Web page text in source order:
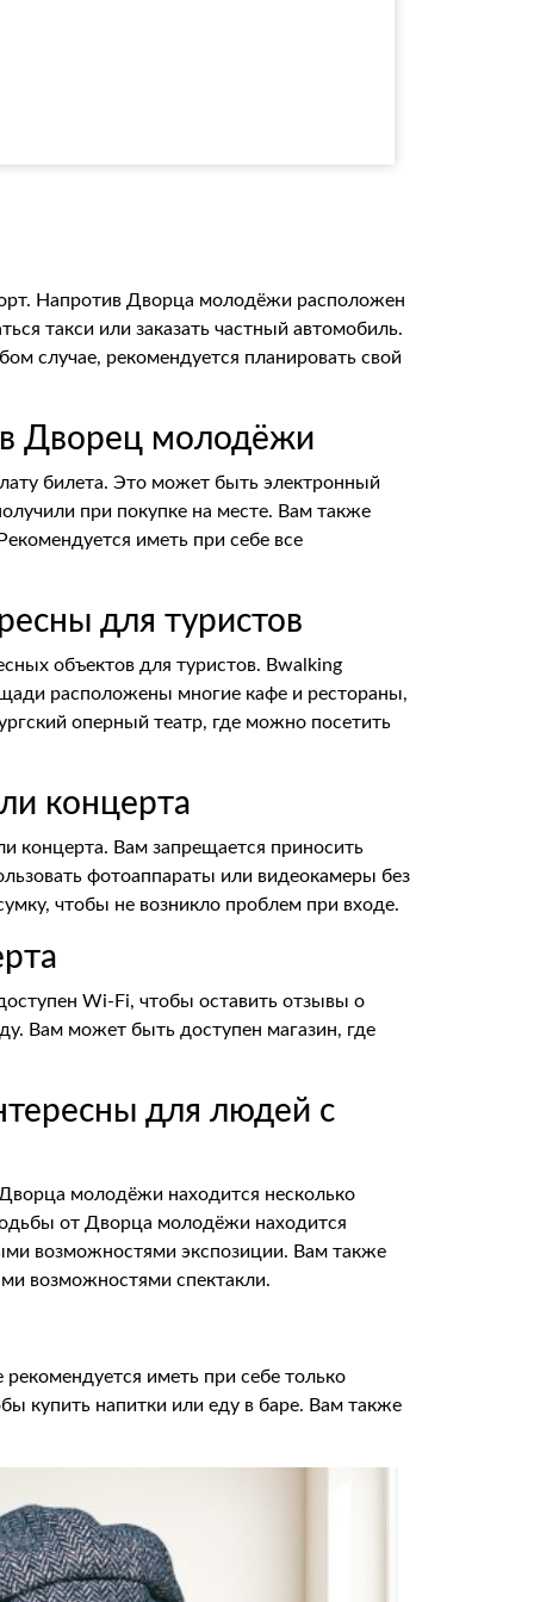
Напротив Дворца молодёжи расположен
такси или заказать частный автомобиль.
случае, рекомендуется планировать свой
Дворец молодёжи
билета. Это может быть электронный
при покупке на месте. Вам также
иметь при себе все
для туристов
объектов для туристов. Вwalking
расположены многие кафе и рестораны,
оперный театр, где можно посетить
концерта
концерта. Вам запрещается приносить
фотоаппараты или видеокамеры без
чтобы не возникло проблем при входе.
Wi-Fi, чтобы оставить отзывы о
Вам может быть доступен магазин, где
для людей с
молодёжи находится несколько
от Дворца молодёжи находится
возможностями экспозиции. Вам также
возможностями спектакли.
иметь при себе только
купить напитки или еду в баре. Вам также